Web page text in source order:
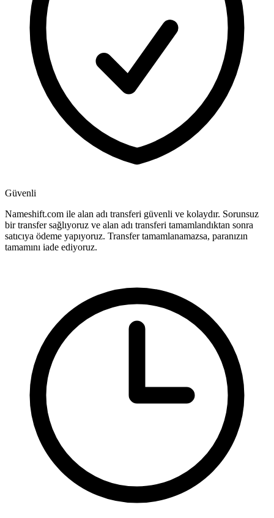
Güvenli
Nameshift.com ile alan adı transferi güvenli ve kolaydır. Sorunsuz
bir transfer sağlıyoruz ve alan adı transferi tamamlandıktan sonra
satıcıya ödeme yapıyoruz. Transfer tamamlanamazsa, paranızın
tamamını iade ediyoruz.